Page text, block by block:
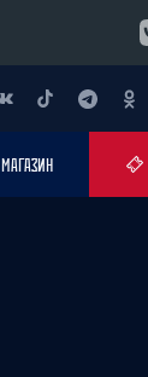
МАГАЗИН